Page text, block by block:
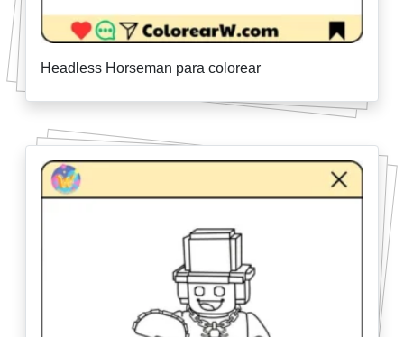
Headless Horseman para colorear